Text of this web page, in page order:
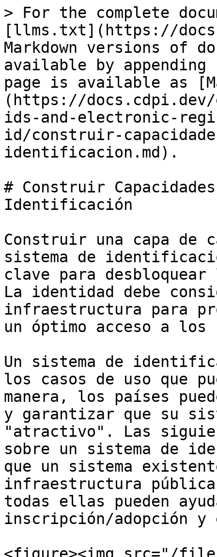
> For the complete
[llms.txt](https://
Markdown versions of
available by
page is available as
(https://
ids-and-electronic-
id/construir-
identificacion.md).
# Construir
Identificación
Construir una capa de
sistema de
clave para
La identidad debe
infraestructura para
un óptimo acceso a
Un sistema de
los casos de uso que
manera, los países
y garantizar que su
"atractivo". Las
sobre un sistema de
que un sistema
infraestructura
todas ellas pueden
inscripción/adopción